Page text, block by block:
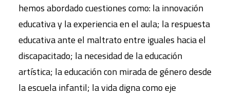
hemos abordado cuestiones como: la innovación
educativa y la experiencia en el aula; la respuesta
educativa ante el maltrato entre iguales hacia el
discapacitado; la necesidad de la educación
artística; la educación con mirada de género desde
la escuela infantil; la vida digna como eje